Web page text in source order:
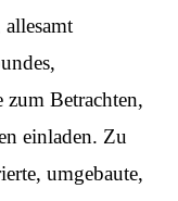
zum Betrachten,
einladen. Zu
umgebaute,